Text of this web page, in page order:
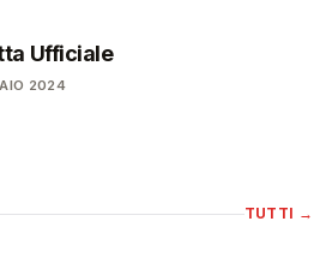
Ufficiale
2024
TUTTI →